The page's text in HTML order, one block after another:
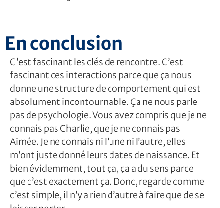
En conclusion
C’est fascinant les clés de rencontre. C’est
fascinant ces interactions parce que ça nous
donne une structure de comportement qui est
absolument incontournable. Ça ne nous parle
pas de psychologie. Vous avez compris que je ne
connais pas Charlie, que je ne connais pas
Aimée. Je ne connais ni l’une ni l’autre, elles
m’ont juste donné leurs dates de naissance. Et
bien évidemment, tout ça, ça a du sens parce
que c’est exactement ça. Donc, regarde comme
c’est simple, il n’y a rien d’autre à faire que de se